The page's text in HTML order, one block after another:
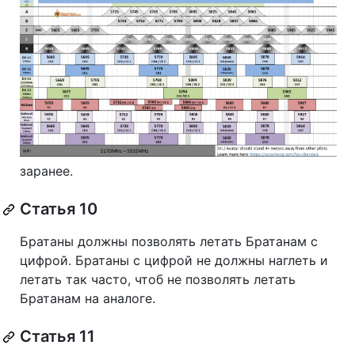
заранее.
Статья 10
Братаны должны позволять летать Братанам с
цифрой. Братаны с цифрой не должны наглеть и
летать так часто, чтоб не позволять летать
Братанам на аналоге.
Статья 11